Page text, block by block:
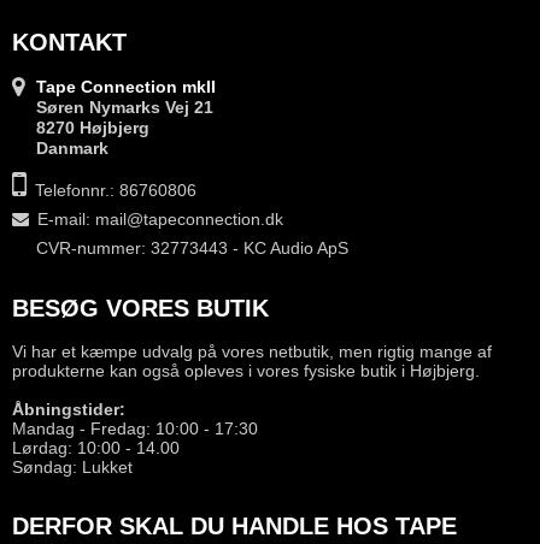
KONTAKT
Tape Connection mkII
Søren Nymarks Vej 21
8270 Højbjerg
Danmark
Telefonnr.: 86760806
E-mail: mail@tapeconnection.dk
CVR-nummer: 32773443 - KC Audio ApS
BESØG VORES BUTIK
Vi har et kæmpe udvalg på vores netbutik, men rigtig mange af
produkterne kan også opleves i vores fysiske butik i Højbjerg.
Åbningstider:
Mandag - Fredag: 10:00 - 17:30
Lørdag: 10:00 - 14.00
Søndag: Lukket
DERFOR SKAL DU HANDLE HOS TAPE